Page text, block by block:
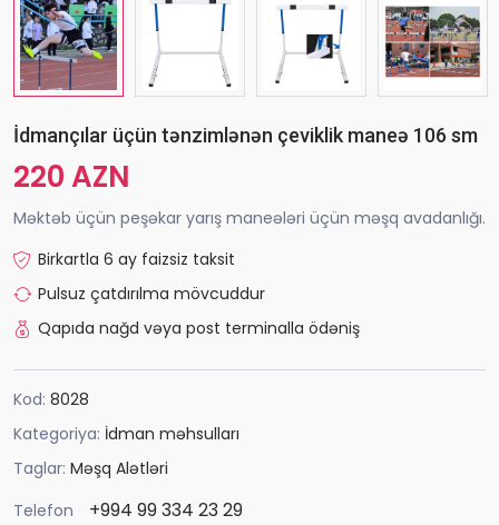
İdmançılar üçün tənzimlənən çeviklik maneə 106 sm
220 AZN
Məktəb üçün peşəkar yarış maneələri üçün məşq avadanlığı.
Birkartla 6 ay faizsiz taksit
Pulsuz çatdırılma mövcuddur
Qapıda nağd vəya post terminalla ödəniş
Kod: 8028
Kategoriya: İdman məhsulları
Taglar: Məşq Alətləri
Telefon
+994 99 334 23 29